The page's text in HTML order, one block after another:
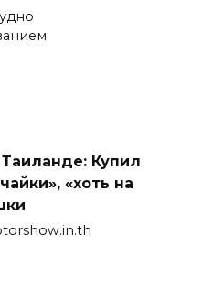
Купил
«хоть на